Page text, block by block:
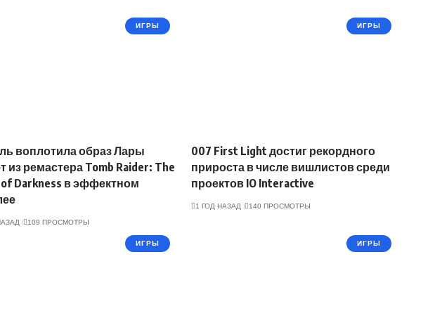
ИГРЫ
воплотила образ Лары
из ремастера Tomb Raider: The
of Darkness в эффектном
109 ПРОСМОТРЫ
ИГРЫ
007 First Light достиг рекордного
прироста в числе вишлистов среди
проектов IO Interactive
1 ГОД НАЗАД 140 ПРОСМОТРЫ
ИГРЫ ИГРЫ